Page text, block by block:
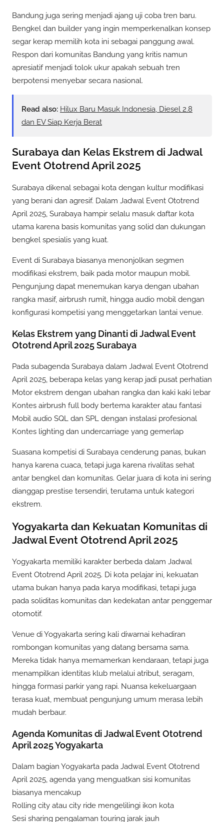
Bandung juga sering menjadi ajang uji coba tren baru.
Bengkel dan builder yang ingin memperkenalkan konsep
segar kerap memilih kota ini sebagai panggung awal.
Respon dari komunitas Bandung yang kritis namun
apresiatif menjadi tolok ukur apakah sebuah tren
berpotensi menyebar secara nasional.
Read also: Hilux Baru Masuk Indonesia, Diesel 2.8
dan EV Siap Kerja Berat
Surabaya dan Kelas Ekstrem di Jadwal
Event Ototrend April 2025
Surabaya dikenal sebagai kota dengan kultur modifikasi
yang berani dan agresif. Dalam Jadwal Event Ototrend
April 2025, Surabaya hampir selalu masuk daftar kota
utama karena basis komunitas yang solid dan dukungan
bengkel spesialis yang kuat.
Event di Surabaya biasanya menonjolkan segmen
modifikasi ekstrem, baik pada motor maupun mobil.
Pengunjung dapat menemukan karya dengan ubahan
rangka masif, airbrush rumit, hingga audio mobil dengan
konfigurasi kompetisi yang menggetarkan lantai venue.
Kelas Ekstrem yang Dinanti di Jadwal Event
Ototrend April 2025 Surabaya
Pada subagenda Surabaya dalam Jadwal Event Ototrend
April 2025, beberapa kelas yang kerap jadi pusat perhatian
Motor ekstrem dengan ubahan rangka dan kaki kaki lebar
Kontes airbrush full body bertema karakter atau fantasi
Mobil audio SQL dan SPL dengan instalasi profesional
Kontes lighting dan undercarriage yang gemerlap
Suasana kompetisi di Surabaya cenderung panas, bukan
hanya karena cuaca, tetapi juga karena rivalitas sehat
antar bengkel dan komunitas. Gelar juara di kota ini sering
dianggap prestise tersendiri, terutama untuk kategori
ekstrem.
Yogyakarta dan Kekuatan Komunitas di
Jadwal Event Ototrend April 2025
Yogyakarta memiliki karakter berbeda dalam Jadwal
Event Ototrend April 2025. Di kota pelajar ini, kekuatan
utama bukan hanya pada karya modifikasi, tetapi juga
pada soliditas komunitas dan kedekatan antar penggemar
otomotif.
Venue di Yogyakarta sering kali diwarnai kehadiran
rombongan komunitas yang datang bersama sama.
Mereka tidak hanya memamerkan kendaraan, tetapi juga
menampilkan identitas klub melalui atribut, seragam,
hingga formasi parkir yang rapi. Nuansa kekeluargaan
terasa kuat, membuat pengunjung umum merasa lebih
mudah berbaur.
Agenda Komunitas di Jadwal Event Ototrend
April 2025 Yogyakarta
Dalam bagian Yogyakarta pada Jadwal Event Ototrend
April 2025, agenda yang menguatkan sisi komunitas
biasanya mencakup
Rolling city atau city ride mengelilingi ikon kota
Sesi sharing pengalaman touring jarak jauh